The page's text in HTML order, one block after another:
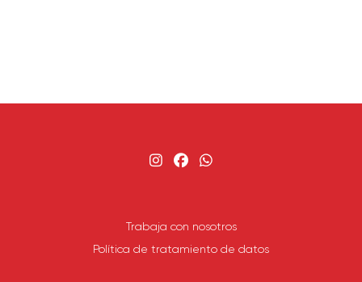
Trabaja con nosotros
Política de tratamiento de datos